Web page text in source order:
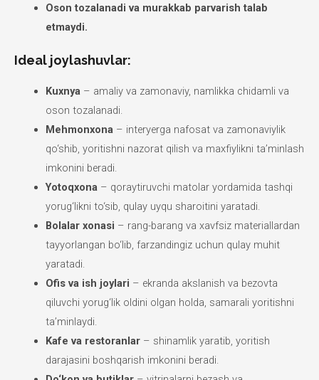
Oson tozalanadi va murakkab parvarish talab
etmaydi.
Ideal joylashuvlar:
Kuxnya– amaliy va zamonaviy, namlikka chidamli va
oson tozalanadi.
Mehmonxona– interyerga nafosat va zamonaviylik
qo‘shib, yoritishni nazorat qilish va maxfiylikni ta’minlash
imkonini beradi.
Yotoqxona– qoraytiruvchi matolar yordamida tashqi
yorug‘likni to‘sib, qulay uyqu sharoitini yaratadi.
Bolalar xonasi – rang-barang va xavfsiz materiallardan
tayyorlangan bo‘lib, farzandingiz uchun qulay muhit
yaratadi.
Ofis va ish joylari – ekranda akslanish va bezovta
qiluvchi yorug‘lik oldini olgan holda, samarali yoritishni
ta’minlaydi.
Kafe va restoranlar– shinamlik yaratib, yoritish
darajasini boshqarish imkonini beradi.